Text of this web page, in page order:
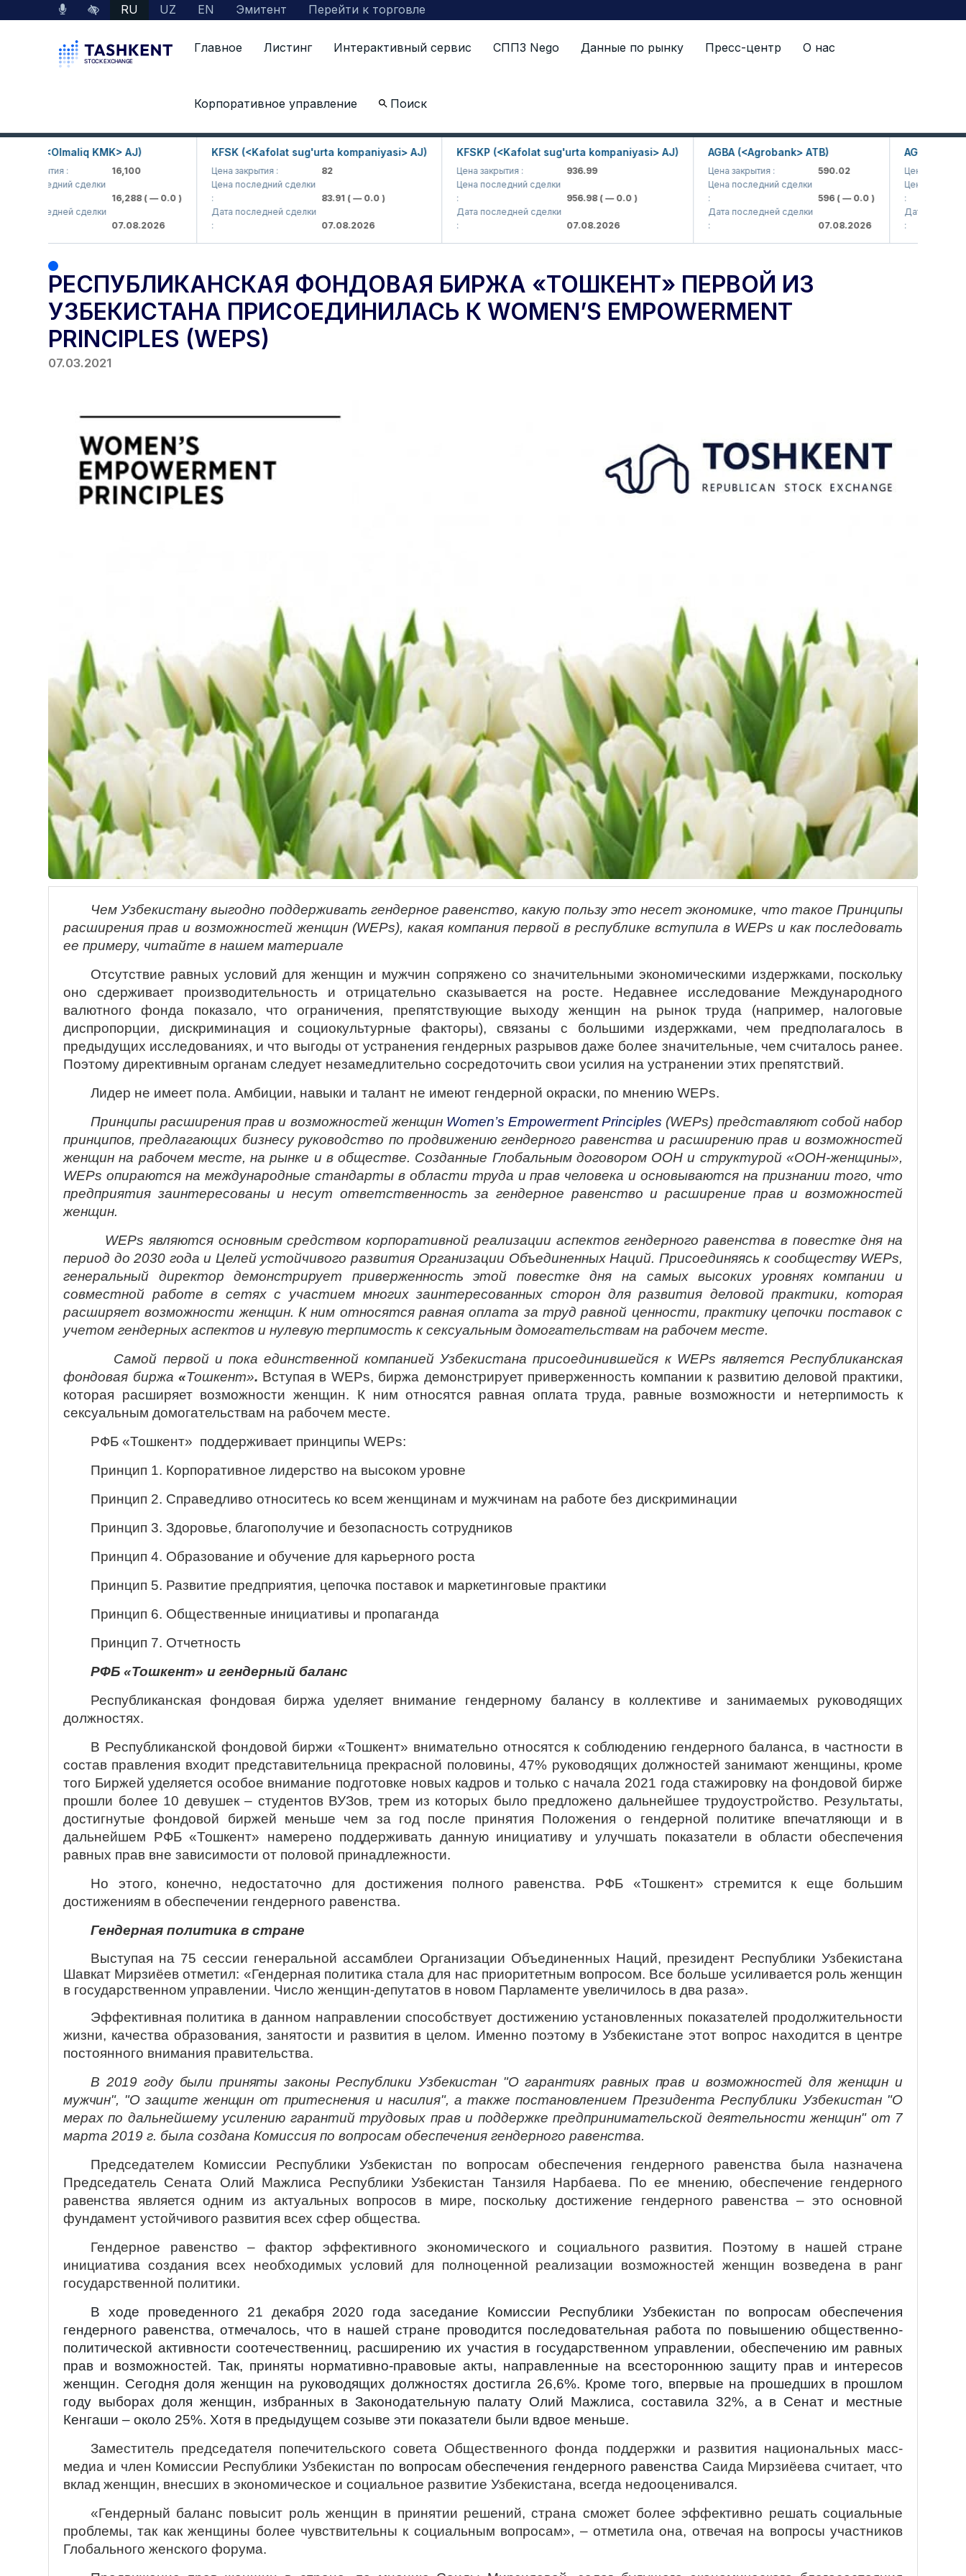
RU UZ EN Эмитент Перейти к торговле
Главное Листинг Интерактивный сервис СППЗ Nego Данные по рынку Пресс-центр О нас
Корпоративное управление Поиск
Новости
(<Olmaliq KMK> AJ)
сделки
( — 0.0 )
сделки
07.08.2026
KFSK (<Kafolat sug'urta kompaniyasi> AJ)
Цена закрытия :
Цена последний сделки
:
( — 0.0 )
Дата последней сделки
07.08.2026
KFSKP (<Kafolat sug'urta kompaniyasi> AJ)
Цена закрытия :
Цена последний сделки
( — 0.0 )
Дата последней сделки
07.08.2026
AGBA (<Agrobank> ATB)
Цена закрытия :
Цена последний сделки
( — 0.0 )
Дата последней сделки
07.08.2026
AGBAP
Цена закрытия :
Цена последний
:
Дата последней
:
РЕСПУБЛИКАНСКАЯ ФОНДОВАЯ БИРЖА «ТОШКЕНТ» ПЕРВОЙ ИЗ
УЗБЕКИСТАНА ПРИСОЕДИНИЛАСЬ К WOMEN’S EMPOWERMENT
PRINCIPLES (WEPS)
07.03.2021
Чем Узбекистану выгодно поддерживать гендерное равенство, какую пользу это несет экономике, что такое Принципы
расширения прав и возможностей женщин (WEPs), какая компания первой в республике вступила в WEPs и как последовать
ее примеру, читайте в нашем материале
Отсутствие равных условий для женщин и мужчин сопряжено со значительными экономическими издержками, поскольку
оно сдерживает производительность и отрицательно сказывается на росте. Недавнее исследование Международного
валютного фонда показало, что ограничения, препятствующие выходу женщин на рынок труда (например, налоговые
диспропорции, дискриминация и социокультурные факторы), связаны с большими издержками, чем предполагалось в
предыдущих исследованиях, и что выгоды от устранения гендерных разрывов даже более значительные, чем считалось ранее.
Поэтому директивным органам следует незамедлительно сосредоточить свои усилия на устранении этих препятствий.
Лидер не имеет пола. Амбиции, навыки и талант не имеют гендерной окраски, по мнению WEPs.
Принципы расширения прав и возможностей женщин Women’s Empowerment Principles (WEPs) представляют собой набор
принципов, предлагающих бизнесу руководство по продвижению гендерного равенства и расширению прав и возможностей
женщин на рабочем месте, на рынке и в обществе. Созданные Глобальным договором ООН и структурой «ООН-женщины»,
WEPs опираются на международные стандарты в области труда и прав человека и основываются на признании того, что
предприятия заинтересованы и несут ответственность за гендерное равенство и расширение прав и возможностей
женщин.
WEPs являются основным средством корпоративной реализации аспектов гендерного равенства в повестке дня на
период до 2030 года и Целей устойчивого развития Организации Объединенных Наций. Присоединяясь к сообществу WEPs,
генеральный директор демонстрирует приверженность этой повестке дня на самых высоких уровнях компании и
совместной работе в сетях с участием многих заинтересованных сторон для развития деловой практики, которая
расширяет возможности женщин. К ним относятся равная оплата за труд равной ценности, практику цепочки поставок с
учетом гендерных аспектов и нулевую терпимость к сексуальным домогательствам на рабочем месте.
Самой первой и пока единственной компанией Узбекистана присоединившейся к WEPs является Республиканская
фондовая биржа«Тошкент». Вступая в WEPs, биржа демонстрирует приверженность компании к развитию деловой практики,
которая расширяет возможности женщин. К ним относятся равная оплата труда, равные возможности и нетерпимость к
сексуальным домогательствам на рабочем месте.
РФБ «Тошкент» поддерживает принципы WEPs:
Принцип 1. Корпоративное лидерство на высоком уровне
Принцип 2. Справедливо относитесь ко всем женщинам и мужчинам на работе без дискриминации
Принцип 3. Здоровье, благополучие и безопасность сотрудников
Принцип 4. Образование и обучение для карьерного роста
Принцип 5. Развитие предприятия, цепочка поставок и маркетинговые практики
Принцип 6. Общественные инициативы и пропаганда
Принцип 7. Отчетность
РФБ «Тошкент» и гендерный баланс
Республиканская фондовая биржа уделяет внимание гендерному балансу в коллективе и занимаемых руководящих
должностях.
В Республиканской фондовой биржи «Тошкент» внимательно относятся к соблюдению гендерного баланса, в частности в
состав правления входит представительница прекрасной половины, 47% руководящих должностей занимают женщины, кроме
того Биржей уделяется особое внимание подготовке новых кадров и только с начала 2021 года стажировку на фондовой бирже
прошли более 10 девушек – студентов ВУЗов, трем из которых было предложено дальнейшее трудоустройство. Результаты,
достигнутые фондовой биржей меньше чем за год после принятия Положения о гендерной политике впечатляющи и в
дальнейшем РФБ «Тошкент» намерено поддерживать данную инициативу и улучшать показатели в области обеспечения
равных прав вне зависимости от половой принадлежности.
Но этого, конечно, недостаточно для достижения полного равенства. РФБ «Тошкент» стремится к еще большим
достижениям в обеспечении гендерного равенства.
Гендерная политика в стране
Выступая на 75 сессии генеральной ассамблеи Организации Объединенных Наций, президент Республики Узбекистана
Шавкат Мирзиёев отметил: «Гендерная политика стала для нас приоритетным вопросом. Все больше усиливается роль женщин
в государственном управлении. Число женщин-депутатов в новом Парламенте увеличилось в два раза».
Эффективная политика в данном направлении способствует достижению установленных показателей продолжительности
жизни, качества образования, занятости и развития в целом. Именно поэтому в Узбекистане этот вопрос находится в центре
постоянного внимания правительства.
В 2019 году были приняты законы Республики Узбекистан "О гарантиях равных прав и возможностей для женщин и
мужчин", "О защите женщин от притеснения и насилия", а также постановлением Президента Республики Узбекистан "О
мерах по дальнейшему усилению гарантий трудовых прав и поддержке предпринимательской деятельности женщин" от 7
марта 2019 г. была создана Комиссия по вопросам обеспечения гендерного равенства.
Председателем Комиссии Республики Узбекистан по вопросам обеспечения гендерного равенства была назначена
Председатель Сената Олий Мажлиса Республики Узбекистан Танзиля Нарбаева. По ее мнению,обеспечение гендерного
равенства является одним из актуальных вопросов в мире, поскольку достижение гендерного равенства – это основной
фундамент устойчивого развития всех сфер общества.
Гендерное равенство – фактор эффективного экономического и социального развития. Поэтому в нашей стране
инициатива создания всех необходимых условий для полноценной реализации возможностей женщин возведена в ранг
государственной политики.
В ходе проведенного 21 декабря 2020 года заседание Комиссии Республики Узбекистан по вопросам обеспечения
гендерного равенства, отмечалось, что в нашей стране проводится последовательная работа по повышению общественно-
политической активности соотечественниц, расширению их участия в государственном управлении, обеспечению им равных
прав и возможностей. Так, приняты нормативно-правовые акты, направленные на всестороннюю защиту прав и интересов
женщин. Сегодня доля женщин на руководящих должностях достигла 26,6%. Кроме того, впервые на прошедших в прошлом
году выборах доля женщин, избранных в Законодательную палату Олий Мажлиса, составила 32%, а в Сенат и местные
Кенгаши – около 25%. Хотя в предыдущем созыве эти показатели были вдвое меньше.
Заместитель председателя попечительского совета Общественного фонда поддержки и развития национальных масс-
медиа и член Комиссии Республики Узбекистан по вопросам обеспечения гендерного равенства Саида Мирзиёева считает, что
вклад женщин, внесших в экономическое и социальное развитие Узбекистана, всегда недооценивался.
«Гендерный баланс повысит роль женщин в принятии решений, страна сможет более эффективно решать социальные
проблемы, так как женщины более чувствительны к социальным вопросам», – отметила она, отвечая на вопросы участников
Глобального женского форума.